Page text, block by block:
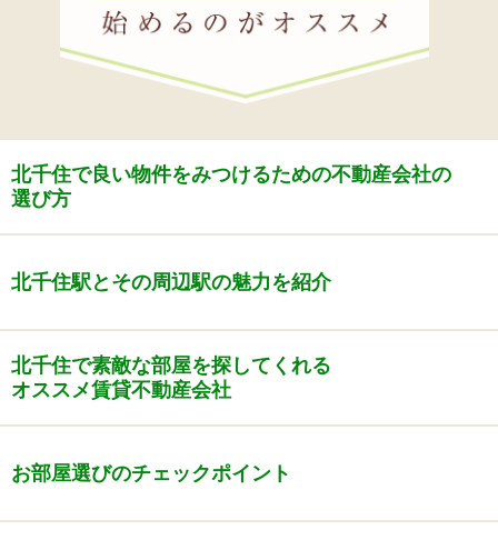
北千住で良い物件をみつけるための不動産会社の
選び方
北千住駅とその周辺駅の魅力を紹介
北千住で素敵な部屋を探してくれる
オススメ賃貸不動産会社
お部屋選びのチェックポイント